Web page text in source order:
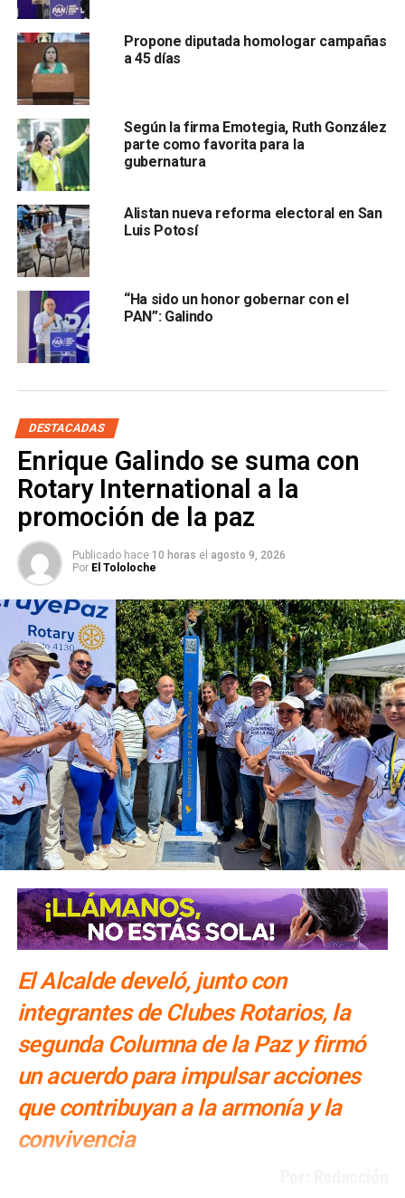
Por último aclaro que el
garantizar los derechos y garantías
cada persona sindicalizada.
También lee:
Valeo y sindicato se quieren volar el dinero
de ex empleados en SLP
ARTÍCULOS RELACIONADOS: ELECCIONES
SADTGE
SINDICATOS
SIGUIENTE
Compra millonaria del IMSS SLP bajo sospecha de
favoritismo
NO TE PIERDAS
Solo 10 suspensiones a establecimientos durante
Propone diputada homologar campañas
a 45 días
Según la firma Emotegia, Ruth González
parte como favorita para la
gubernatura
Alistan nueva reforma electoral en San
Luis Potosí
“Ha sido un honor gobernar con el
PAN”: Galindo
DESTACADAS
Enrique Galindo se suma con
Rotary International a la
promoción de la paz
Publicado hace 10 horas el agosto 9, 2026
Por El Tololoche
El Alcalde develó, junto con
integrantes de Clubes Rotarios, la
segunda Columna de la Paz y firmó
un acuerdo para impulsar acciones
que contribuyan a la armonía y la
convivencia